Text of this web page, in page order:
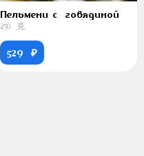
Пельмени с говядиной
250 克
529 ₽